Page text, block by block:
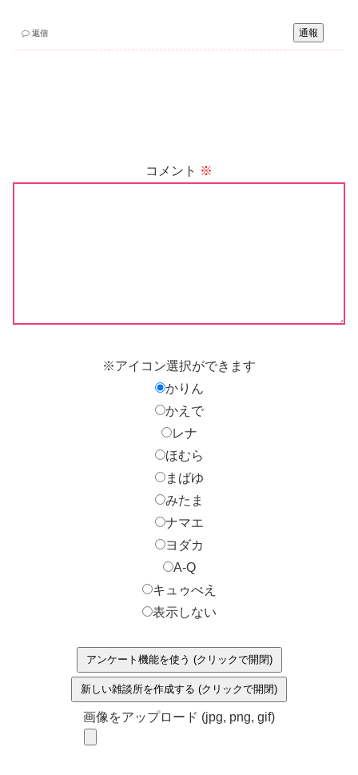
通報
返信
コメント ※
※アイコン選択ができます
かりん
かえで
レナ
ほむら
まばゆ
みたま
ナマエ
ヨダカ
A-Q
キュゥべえ
表示しない
アンケート機能を使う (クリックで開閉)
新しい雑談所を作成する (クリックで開閉)
画像をアップロード (jpg, png, gif)